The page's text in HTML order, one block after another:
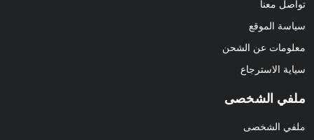
تواصل معنا
سياسة الموقع
معلومات عن الشحن
سياية الاسترجاع
ملفي الشخصى
ملفي الشخصى